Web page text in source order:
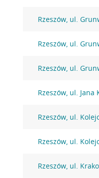
Rzeszów, ul.
Rzeszów, ul.
Rzeszów, ul.
Rzeszów, ul. Jana
Rzeszów, ul.
Rzeszów, ul.
Rzeszów, ul.